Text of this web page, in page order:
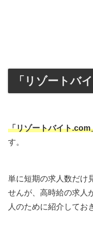
「リゾートバ
「リゾートバイト
す。
単に短期の求人数だけ
せんが、高時給の求人
人のために紹介してお